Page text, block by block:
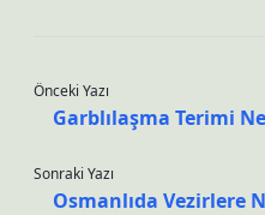
Önceki Yazı
Garblılaşma Terimi
Sonraki Yazı
Osmanlıda Vezirlere